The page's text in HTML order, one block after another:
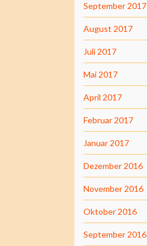
September 2017
August 2017
Juli 2017
Mai 2017
April 2017
Februar 2017
Januar 2017
Dezember 2016
November 2016
Oktober 2016
September 2016